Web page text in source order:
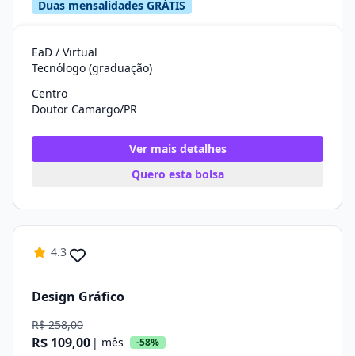
Duas mensalidades GRÁTIS
EaD / Virtual
Tecnólogo (graduação)
Centro
Doutor Camargo/PR
Ver mais detalhes
Quero esta bolsa
4.3
Design Gráfico
R$ 258,00
R$ 109,00 | mês -58%